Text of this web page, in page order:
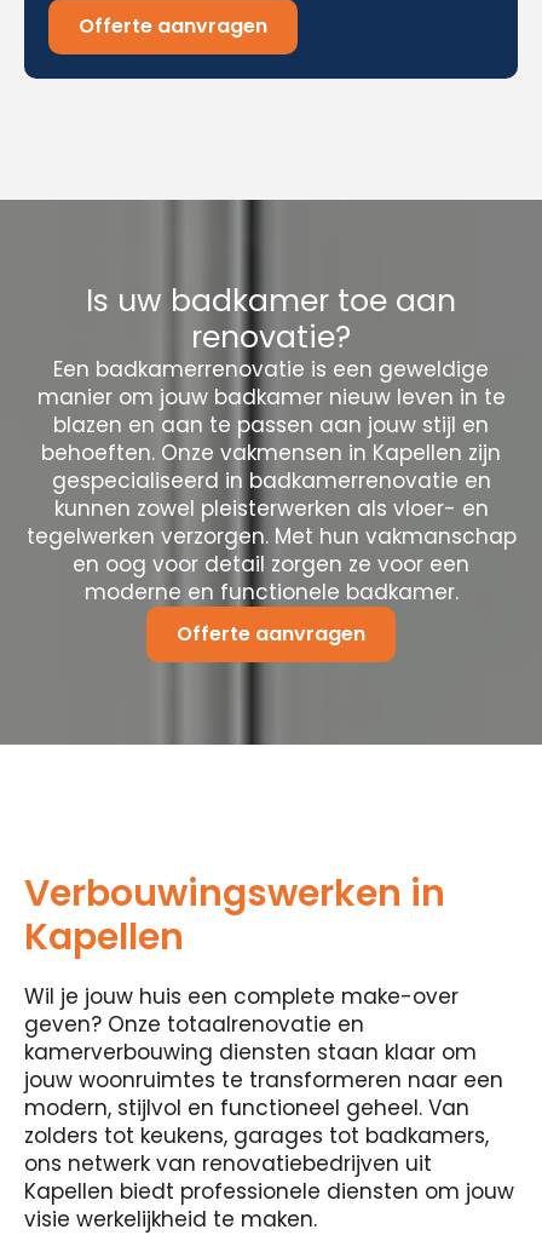
Offerte aanvragen
Is uw badkamer toe aan
renovatie?
Een badkamerrenovatie is een geweldige
manier om jouw badkamer nieuw leven in te
blazen en aan te passen aan jouw stijl en
behoeften. Onze vakmensen in Kapellen zijn
gespecialiseerd in badkamerrenovatie en
kunnen zowel pleisterwerken als vloer- en
tegelwerken verzorgen. Met hun vakmanschap
en oog voor detail zorgen ze voor een
moderne en functionele badkamer.
Offerte aanvragen
Verbouwingswerken in
Kapellen
Wil je jouw huis een complete make-over
geven? Onze totaalrenovatie en
kamerverbouwing diensten staan ​​klaar om
jouw woonruimtes te transformeren naar een
modern, stijlvol en functioneel geheel. Van
zolders tot keukens, garages tot badkamers,
ons netwerk van renovatiebedrijven uit
Kapellen biedt professionele diensten om jouw
visie werkelijkheid te maken.